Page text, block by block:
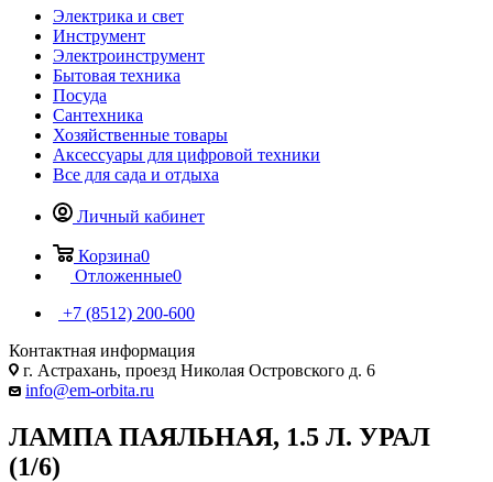
Электрика и свет
Инструмент
Электроинструмент
Бытовая техника
Посуда
Сантехника
Хозяйственные товары
Аксессуары для цифровой техники
Все для сада и отдыха
Личный кабинет
Корзина0
Отложенные0
+7 (8512) 200-600
Контактная информация
г. Астрахань, проезд Николая Островского д. 6
info@em-orbita.ru
ЛАМПА ПАЯЛЬНАЯ, 1.5 Л. УРАЛ
(1/6)